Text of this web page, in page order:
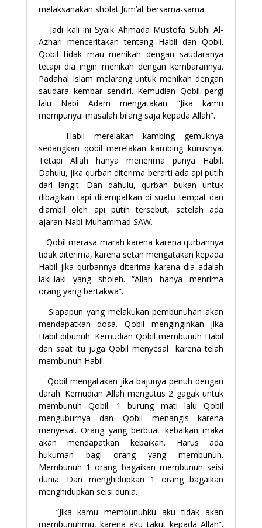
melaksanakan sholat Jum’at bersama-sama.
Jadi kali ini Syaik Ahmada Mustofa Subhi Al-
Azhari menceritakan tentang Habil dan Qobil.
Qobil tidak mau menikah dengan saudaranya
tetapi dia ingin menikah dengan kembarannya.
Padahal Islam melarang untuk menikah dengan
saudara kembar sendiri. Kemudian Qobil pergi
lalu Nabi Adam mengatakan “Jika kamu
mempunyai masalah bilang saja kepada Allah”.
Habil merelakan kambing gemuknya
sedangkan qobil merelakan kambing kurusnya.
Tetapi Allah hanya menerima punya Habil.
Dahulu, jika qurban diterima berarti ada api putih
dari langit. Dan dahulu, qurban bukan untuk
dibagikan tapi ditempatkan di suatu tempat dan
diambil oleh api putih tersebut, setelah ada
ajaran Nabi Muhammad SAW.
Qobil merasa marah karena karena qurbannya
tidak diterima, karena setan mengatakan kepada
Habil jika qurbannya diterima karena dia adalah
laki-laki yang sholeh. “Allah hanya menrima
orang yang bertakwa”.
Siapapun yang melakukan pembunuhan akan
mendapatkan dosa. Qobil menginginkan jika
Habil dibunuh. Kemudian Qobil membunuh Habil
dan saat itu juga Qobil menyesal karena telah
membunuh Habil.
Qobil mengatakan jika bajunya penuh dengan
darah. Kemudian Allah mengutus 2 gagak untuk
membunuh Qobil. 1 burung mati lalu Qobil
menguburnya dan Qobil menangis karena
menyesal. Orang yang berbuat kebaikan maka
akan mendapatkan kebaikan. Harus ada
hukuman bagi orang yang membunuh.
Membunuh 1 orang bagaikan membunuh seisi
dunia. Dan menghidupkan 1 orang bagaikan
menghidupkan seisi dunia.
“Jika kamu membunuhku aku tidak akan
membunuhmu, karena aku takut kepada Allah”.